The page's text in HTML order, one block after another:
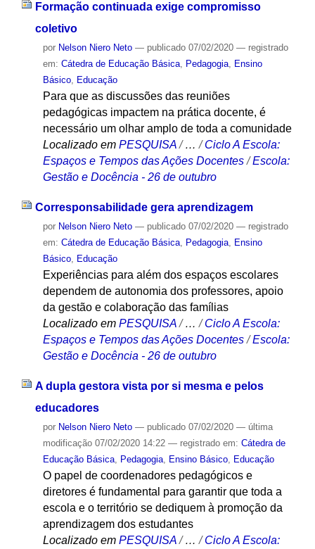
Formação continuada exige compromisso
coletivo
por Nelson Niero Neto — publicado07/02/2020 — registrado
em: Cátedra de Educação Básica, Pedagogia, Ensino
Básico, Educação
Para que as discussões das reuniões
pedagógicas impactem na prática docente, é
necessário um olhar amplo de toda a comunidade
Localizado em PESQUISA /…/Ciclo A Escola:
Espaços e Tempos das Ações Docentes /Escola:
Gestão e Docência - 26 de outubro
Corresponsabilidade gera aprendizagem
por Nelson Niero Neto — publicado07/02/2020 — registrado
em: Cátedra de Educação Básica, Pedagogia, Ensino
Básico, Educação
Experiências para além dos espaços escolares
dependem de autonomia dos professores, apoio
da gestão e colaboração das famílias
Localizado em PESQUISA /…/Ciclo A Escola:
Espaços e Tempos das Ações Docentes /Escola:
Gestão e Docência - 26 de outubro
A dupla gestora vista por si mesma e pelos
educadores
por Nelson Niero Neto — publicado07/02/2020 — última
modificação07/02/2020 14:22 — registrado em: Cátedra de
Educação Básica, Pedagogia, Ensino Básico, Educação
O papel de coordenadores pedagógicos e
diretores é fundamental para garantir que toda a
escola e o território se dediquem à promoção da
aprendizagem dos estudantes
Localizado em PESQUISA /…/Ciclo A Escola: